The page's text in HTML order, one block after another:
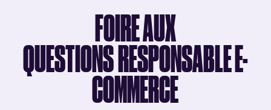
FOIRE AUX
QUESTIONS RESPONSABLE E-
COMMERCE